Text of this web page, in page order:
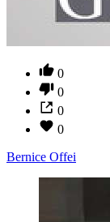
0
0
0
0
Bernice Offei